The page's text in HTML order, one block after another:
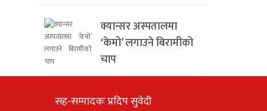
क्यान्सर अस्पतालमा
‘केमो’ लगाउने बिरामीको
चाप
सह-सम्पादकः प्रदिप सुवेदी